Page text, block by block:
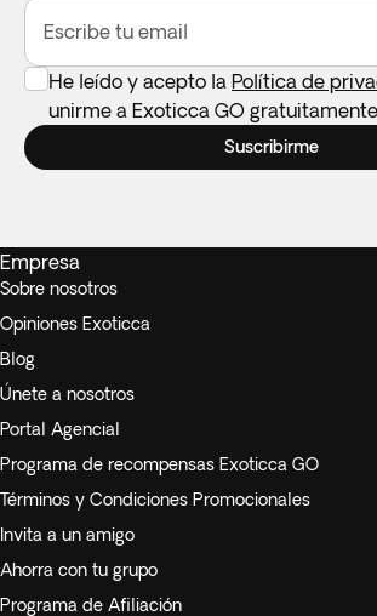
Escribe tu email
He leído y acepto la Política de
unirme a Exoticca GO gratuitamente
Suscribirme
Empresa
Sobre nosotros
Opiniones Exoticca
Blog
Únete a nosotros
Portal Agencial
Programa de recompensas Exoticca GO
Términos y Condiciones Promocionales
Invita a un amigo
Ahorra con tu grupo
Programa de Afiliación